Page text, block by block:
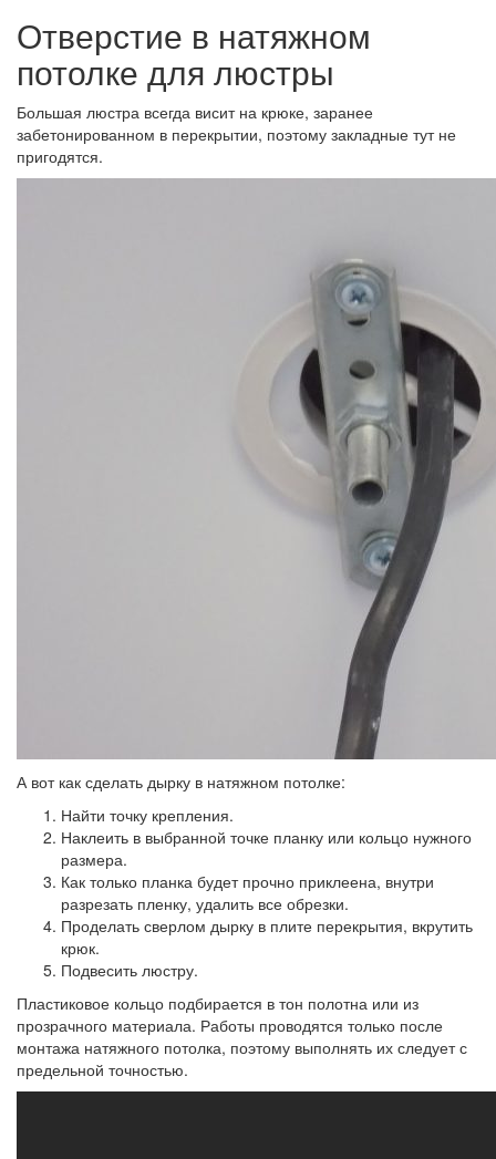
Отверстие в натяжном
потолке для люстры
Большая люстра всегда висит на крюке, заранее
забетонированном в перекрытии, поэтому закладные тут не
пригодятся.
А вот как сделать дырку в натяжном потолке:
Найти точку крепления.
Наклеить в выбранной точке планку или кольцо нужного
размера.
Как только планка будет прочно приклеена, внутри
разрезать пленку, удалить все обрезки.
Проделать сверлом дырку в плите перекрытия, вкрутить
крюк.
Подвесить люстру.
Пластиковое кольцо подбирается в тон полотна или из
прозрачного материала. Работы проводятся только после
монтажа натяжного потолка, поэтому выполнять их следует с
предельной точностью.